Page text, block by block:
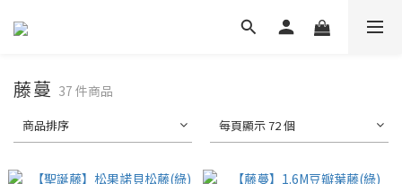
藤蔓 37 件商品
商品排序 每頁顯示 72 個